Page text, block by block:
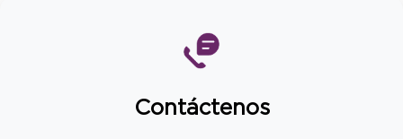
Contáctenos